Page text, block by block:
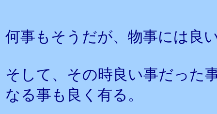
何事もそうだが、物事には良
そして、その時良い事だった
なる事も良く有る。